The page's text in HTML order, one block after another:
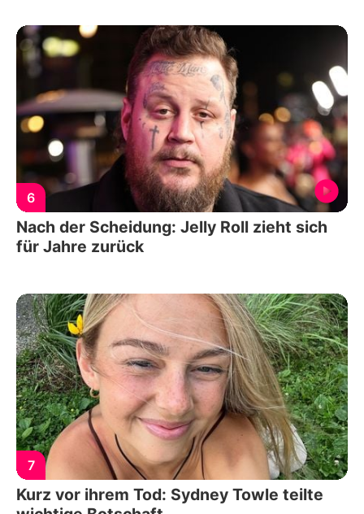
6
Nach der Scheidung: Jelly Roll zieht sich
für Jahre zurück
7
Kurz vor ihrem Tod: Sydney Towle teilte